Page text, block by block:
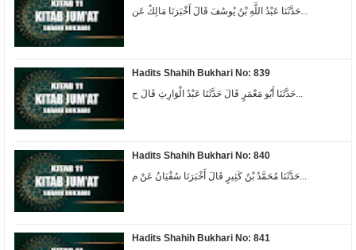
حَدَّثَنَا عَبْدُ اللَّهِ بْنُ يُوسُفَ قَالَ أَخْبَرَنَا مَالِكٌ عَن...
Hadits Shahih Bukhari No: 839
حَدَّثَنَا أَبُو مَعْمَرٍ قَالَ حَدَّثَنَا عَبْدُ الْوَارِثِ قَالَ ح...
Hadits Shahih Bukhari No: 840
حَدَّثَنَا مُحَمَّدُ بْنُ كَثِيرٍ قَالَ أَخْبَرَنَا سُفْيَانُ عَنْ م...
Hadits Shahih Bukhari No: 841